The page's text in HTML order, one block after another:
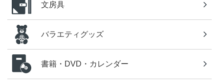
文房具
バラエティグッズ
書籍・DVD・カレンダー